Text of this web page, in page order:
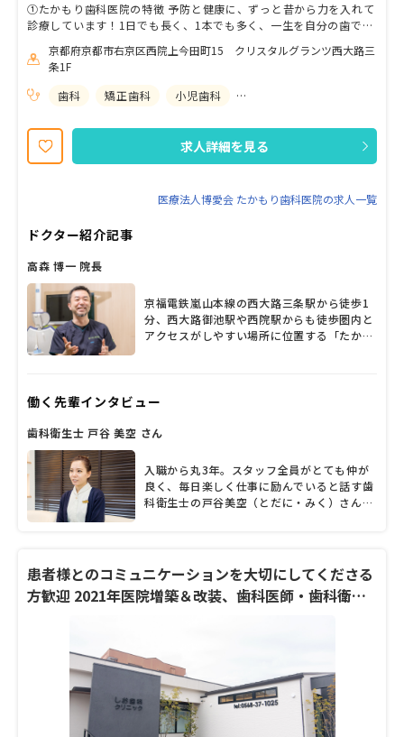
①たかもり歯科医院の特徴 予防と健康に、ずっと昔から力を入れて
診療しています！1日でも長く、1本でも多く、一生を自分の歯で過
うに、お口の健康を守り続ける歯科医院を目指しています。 ②求め
る人物像 ・思いやりや、いつも笑顔でいるような方 ・周りとの協
調性、スピード感や状況判断に優れたり、全体を観る意識がある方
・ホスピタリティやお客様満足についても考える意識がある方 この
ますので、ご応募お待ちしております！ （※95%以上が見学から面
接して採用）
京都府京都市右京区西院上今田町15 クリスタルグランツ西大路三
条1F
歯科
矯正歯科 小児歯科
求人詳細を見る
医療法人博愛会 たかもり歯科医院の求人一覧
ドクター紹介記事
高森 博一 院長
京福電鉄嵐山本線の西大路三条駅から徒歩1
分、西大路御池駅や西院駅からも徒歩圏内と
アクセスがしやすい場所に位置する「たかも
が漂うアットホームな空間だ。この場所に惚
ったが、2年ほど前、歯科医師として行き詰
す。それを打ち破ったのが「Keep28」とい
う言葉との出会いだった。28本、すべての歯
を保ったまま生涯を過ごすことをめざしてい
く言葉だが、それが容易ではないことは言う
働く先輩インタビュー
歯科衛生士 戸谷 美空 さん
入職から丸3年。スタッフ全員がとても仲が
良く、毎日楽しく仕事に励んでいると話す歯
科衛生士の戸谷美空（とだに・みく）さん。
いう「たかもり歯科医院」の働きやすさや、
戸谷さんの仕事のやりがいなど、ざっくばら
んに話を聞きました。
患者様とのコミュニケーションを大切にしてくださる
方歓迎 2021年医院増築＆改装、歯科医師・歯科衛生